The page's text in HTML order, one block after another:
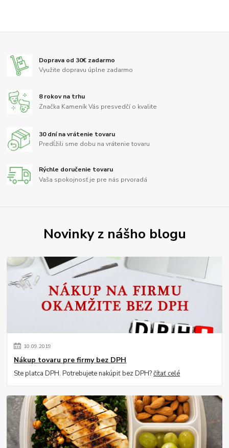
Doprava od 30€ zadarmo
Využite dopravu úplne zadarmo
8 rokov na trhu
Značka Kameník Vás presvedčí o kvalite
30 dní na vrátenie tovaru
Predĺžili sme dobu na vrátenie tovaru
Rýchle doručenie tovaru
Vaša spokojnosť je pre nás prvoradá
Novinky z nášho blogu
10.09.2019
Nákup tovaru pre firmy bez DPH
Ste platca DPH. Potrebujete nakúpiť bez DPH?čítať celé